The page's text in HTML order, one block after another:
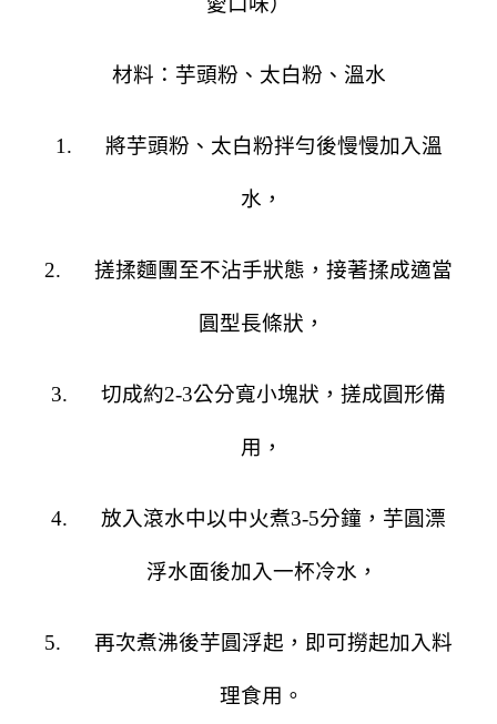
材料：芋頭粉、太白粉、溫水
1. 將芋頭粉、太白粉拌勻後慢慢加入溫
水，
2. 搓揉麵團至不沾手狀態，接著揉成適當
圓型長條狀，
3. 切成約2-3公分寬小塊狀，搓成圓形備
用，
4. 放入滾水中以中火煮3-5分鐘，芋圓漂
浮水面後加入一杯冷水，
5. 再次煮沸後芋圓浮起，即可撈起加入料
理食用。